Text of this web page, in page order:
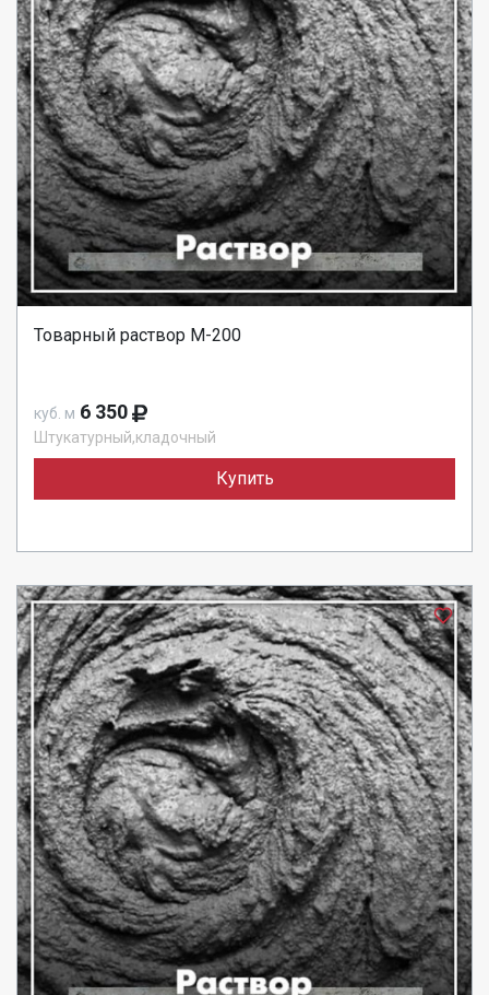
Товарный раствор М-200
куб. м 6 350
Штукатурный,кладочный
Купить